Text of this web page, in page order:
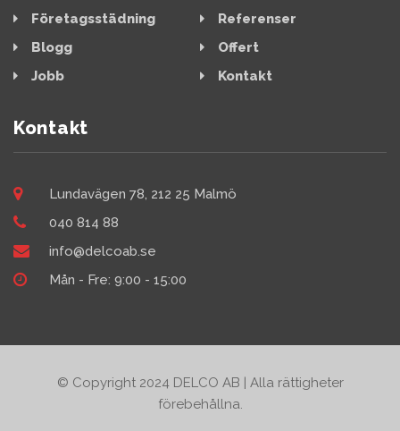
Företagsstädning
Referenser
Blogg
Offert
Jobb
Kontakt
Kontakt
Lundavägen 78, 212 25 Malmö
040 814 88
info@delcoab.se
Mån - Fre: 9:00 - 15:00
© Copyright 2024 DELCO AB | Alla rättigheter
förebehållna.